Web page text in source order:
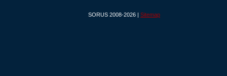
SORUS 2008-2026 | Sitemap